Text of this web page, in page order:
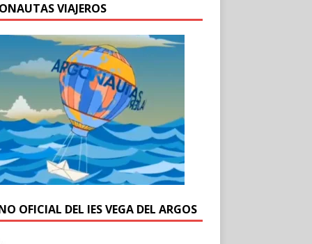
VIAJEROS
OFICIAL DEL IES VEGA DEL ARGOS